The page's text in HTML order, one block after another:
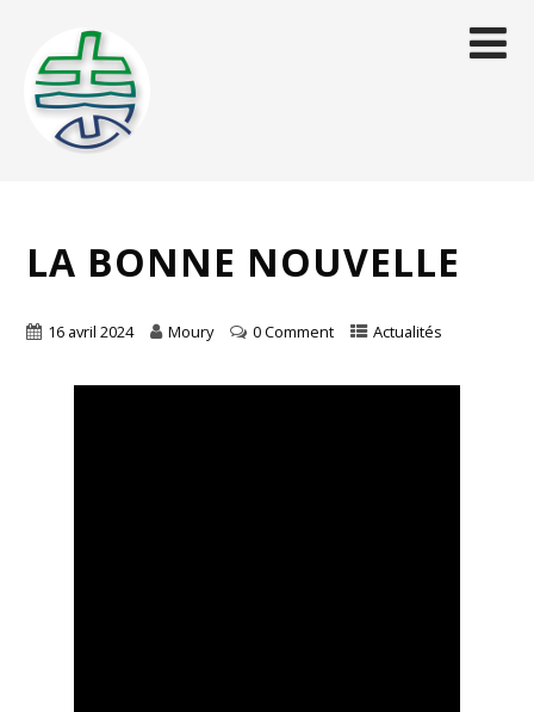
LA BONNE NOUVELLE
16 avril 2024 Moury 0 Comment Actualités